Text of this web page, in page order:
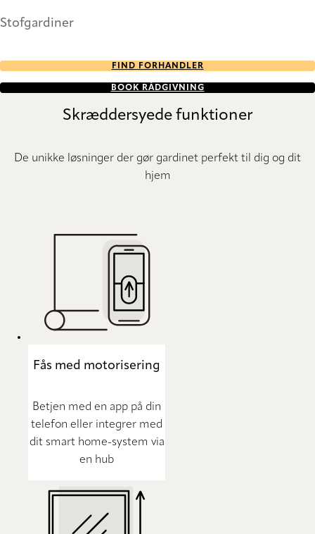
Stofgardiner
FIND FORHANDLER
BOOK RÅDGIVNING
Skræddersyede funktioner
De unikke løsninger der gør gardinet perfekt til dig og dit
hjem
Fås med motorisering
Betjen med en app på din
telefon eller integrer med
dit smart home-system via
en hub